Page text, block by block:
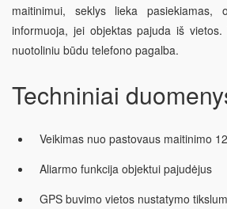
maitinimui, seklys lieka pasiekiamas,
informuoja, jei objektas pajuda iš
nuotoliniu būdu telefono pagalba.
Techniniai
Veikimas nuo pastovaus maitinimo
Aliarmo funkcija objektui pajudėjus
GPS buvimo vietos nustatymo